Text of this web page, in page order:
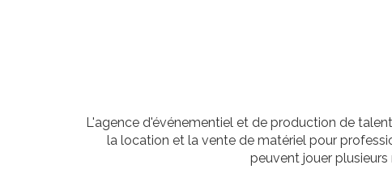
L'agence d'événementiel et de production de
la location et la vente de matériel pour
peuvent jouer